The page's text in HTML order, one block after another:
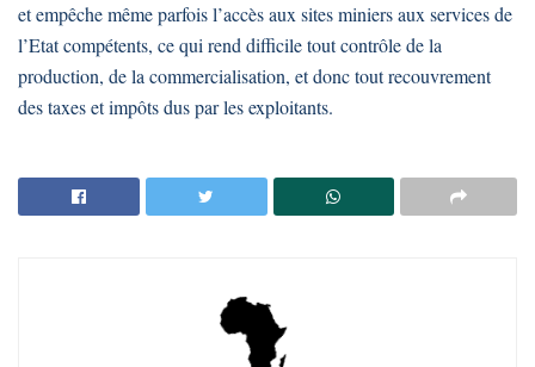
et empêche même parfois l’accès aux sites miniers aux services de
l’Etat compétents, ce qui rend difficile tout contrôle de la
production, de la commercialisation, et donc tout recouvrement
des taxes et impôts dus par les exploitants.